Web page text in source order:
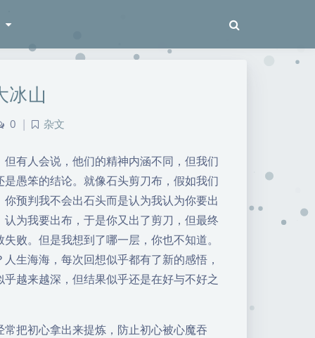
山
0 | 杂文
有人会说，他们的精神内涵不同，但我们
愚笨的结论。就像石头剪刀布，假如我们
预判我不会出石头而是认为我认为你要出
为我要出布，于是你又出了剪刀，但最终
败。但是我想到了哪一层，你也不知道。
生海海，每次回想似乎都有了新的感悟，
越来越深，但结果似乎还是在好与不好之
把初心拿出来提炼，防止初心被心魔吞